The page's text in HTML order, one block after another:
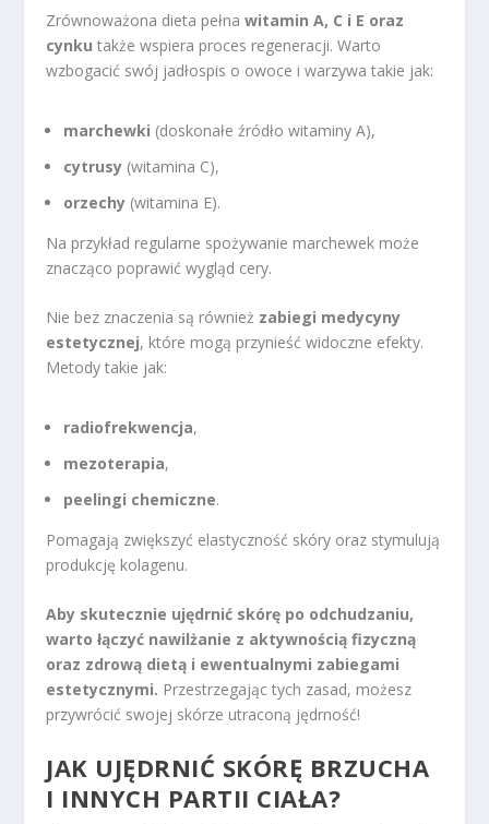
Zrównoważona dieta pełnawitamin A, C i E oraz
cynku także wspiera proces regeneracji. Warto
wzbogacić swój jadłospis o owoce i warzywa takie jak:
marchewki (doskonałe źródło witaminy A),
cytrusy (witamina C),
orzechy (witamina E).
Na przykład regularne spożywanie marchewek może
znacząco poprawić wygląd cery.
Nie bez znaczenia są również zabiegi medycyny
estetycznej, które mogą przynieść widoczne efekty.
Metody takie jak:
radiofrekwencja,
mezoterapia,
peelingi chemiczne.
Pomagają zwiększyć elastyczność skóry oraz stymulują
produkcję kolagenu.
Aby skutecznie ujędrnić skórę po odchudzaniu,
warto łączyć nawilżanie z aktywnością fizyczną
oraz zdrową dietą i ewentualnymi zabiegami
estetycznymi. Przestrzegając tych zasad, możesz
przywrócić swojej skórze utraconą jędrność!
JAK UJĘDRNIĆ SKÓRĘ BRZUCHA
I INNYCH PARTII CIAŁA?